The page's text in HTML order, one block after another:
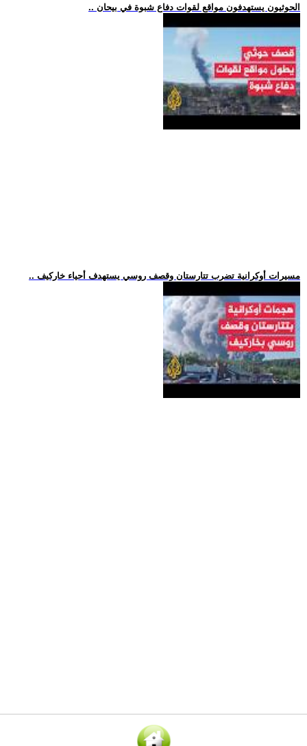
.. الحوثيون يستهدفون مواقع لقوات دفاع شبوة في بيحان
.. مسيرات أوكرانية تضرب تتارستان وقصف روسي يستهدف أحياء خاركيف